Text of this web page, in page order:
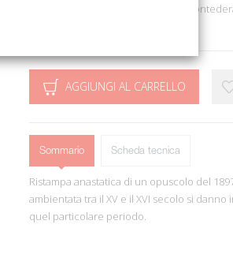
A cura di Bolognesi S. e Quirici M.
AGGIUNGI AL CARRELLO
Sommario Scheda tecnica
Ristampa anastatica di un opuscolo del
ambientata tra il XV e il XVI secolo si
quel particolare periodo.